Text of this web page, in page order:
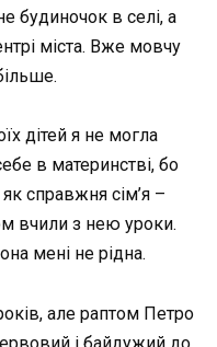
будиночок в селі, а
міста. Вже мовчу
дітей я не могла
в материнстві, бо
справжня сім’я –
вчили з нею уроки.
мені не рідна.
але раптом Петро
і байдужий до